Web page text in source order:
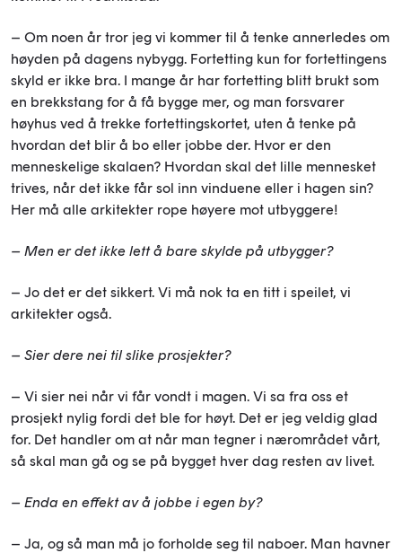
– Om noen år tror jeg vi kommer til å tenke annerledes om
høyden på dagens nybygg. Fortetting kun for fortettingens
skyld er ikke bra. I mange år har fortetting blitt brukt som
en brekkstang for å få bygge mer, og man forsvarer
høyhus ved å trekke fortettingskortet, uten å tenke på
hvordan det blir å bo eller jobbe der. Hvor er den
menneskelige skalaen? Hvordan skal det lille mennesket
trives, når det ikke får sol inn vinduene eller i hagen sin?
Her må alle arkitekter rope høyere mot utbyggere!
– Men er det ikke lett å bare skylde på utbygger?
– Jo det er det sikkert. Vi må nok ta en titt i speilet, vi
arkitekter også.
– Sier dere nei til slike prosjekter?
– Vi sier nei når vi får vondt i magen. Vi sa fra oss et
prosjekt nylig fordi det ble for høyt. Det er jeg veldig glad
for. Det handler om at når man tegner i nærområdet vårt,
så skal man gå og se på bygget hver dag resten av livet.
– Enda en effekt av å jobbe i egen by?
– Ja, og så man må jo forholde seg til naboer. Man havner